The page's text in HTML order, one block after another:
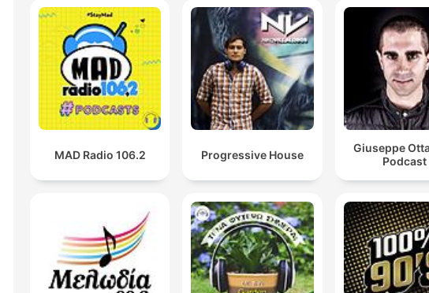
MAD Radio 106.2 Progressive House
Giuseppe
Podcast